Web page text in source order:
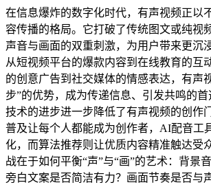
在信息爆炸的数字化时代，有声视频正以
容传播的格局。它打破了传统图文或纯视
声音与画面的双重刺激，为用户带来更沉
从短视频平台的爆款内容到在线教育的互
的创意广告到社交媒体的情感表达，有声
步”的优势，成为传递信息、引发共鸣的首
技术的进步进一步降低了有声视频的创
普及让每个人都能成为创作者，AI配音工
化，而算法推荐则让优质内容精准触达受
战在于如何平衡“声”与“画”的艺术：背景
旁白文案是否简洁有力？画面节奏是否与